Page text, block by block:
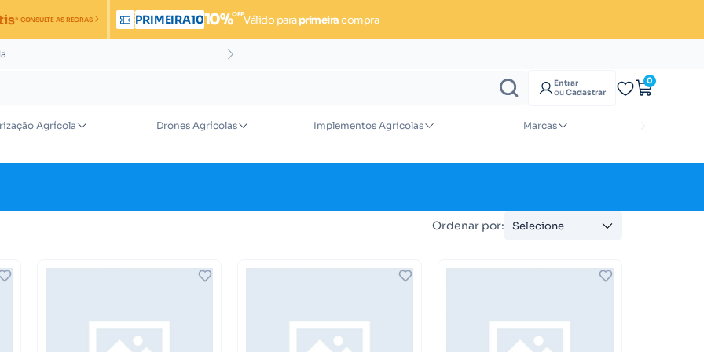
* CONSULTE AS REGRAS PRIMEIRA1010%OFFVálido paraprimeiracompra
Entrar
ouCadastrar
0
Agrícola Drones Agrícolas Implementos Agrícolas Marcas
Ordenar por: Selecione